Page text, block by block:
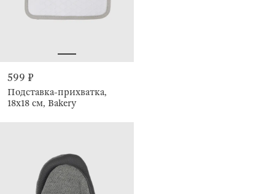
599 ₽
Подставка-прихватка,
18х18 см, Bakery